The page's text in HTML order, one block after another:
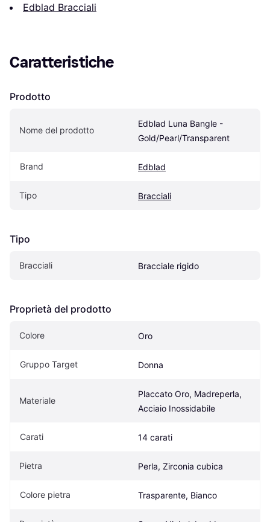
Edblad Bracciali
Caratteristiche
Prodotto
Nome del prodotto
Edblad Luna Bangle -
Gold/Pearl/Transparent
Brand Edblad
Tipo Bracciali
Tipo
Bracciali Bracciale rigido
Proprietà del prodotto
Colore Oro
Gruppo Target Donna
Materiale
Placcato Oro, Madreperla,
Acciaio Inossidabile
Carati 14 carati
Pietra Perla, Zirconia cubica
Colore pietra Trasparente, Bianco